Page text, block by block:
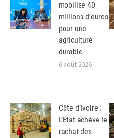
mobilise 40
millions d’euros
pour une
agriculture
durable
6 août 2026
Côte d’Ivoire :
L’Etat achève le
rachat des